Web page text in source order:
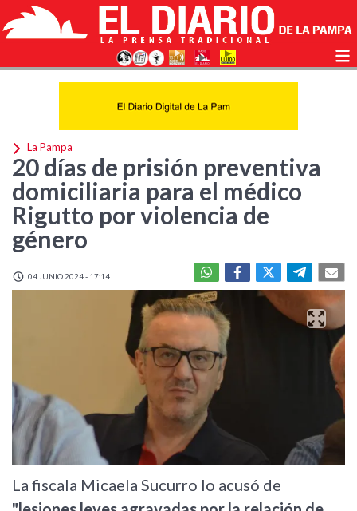
La Pampa
20 días de prisión preventiva
domiciliaria para el médico
Rigutto por violencia de
género
04 JUNIO 2024 - 17:14
La fiscala Micaela Sucurro lo acusó de